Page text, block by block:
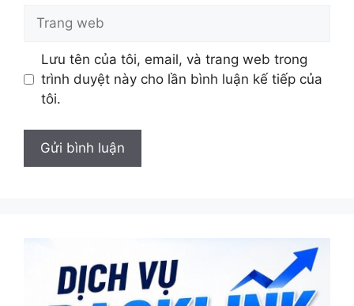
Trang
Lưu tên của tôi, email, và trang web trong
trình duyệt này cho lần bình luận kế tiếp của
tôi.